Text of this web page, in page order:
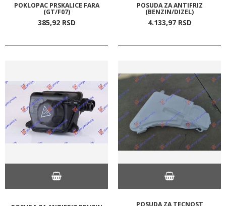
POKLOPAC PRSKALICE FARA
(GT/F07)
385,92 RSD
POSUDA ZA ANTIFRIZ
(BENZIN/DIZEL)
4.133,97 RSD
POSUDA ZA TECNOST